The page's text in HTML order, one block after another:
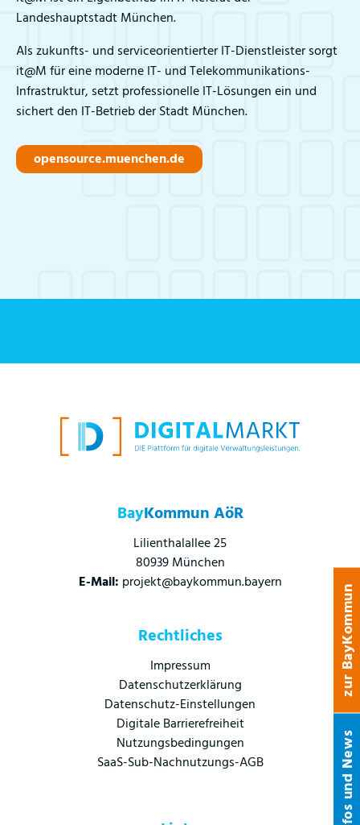
Landeshauptstadt München.
Als zukunfts- und serviceorientierter IT-Dienstleister sorgt
it@M für eine moderne IT- und Telekommunikations-
Infrastruktur, setzt professionelle IT-Lösungen ein und
sichert den IT-Betrieb der Stadt München.
opensource.muenchen.de
BayKommun AöR
Lilienthalallee 25
80939 München
E-Mail: projekt@baykommun.bayern
Rechtliches
Impressum
Datenschutzerklärung
Datenschutz-Einstellungen
Digitale Barrierefreiheit
Nutzungsbedingungen
SaaS-Sub-Nachnutzungs-AGB
Infos und News
zur BayKommun